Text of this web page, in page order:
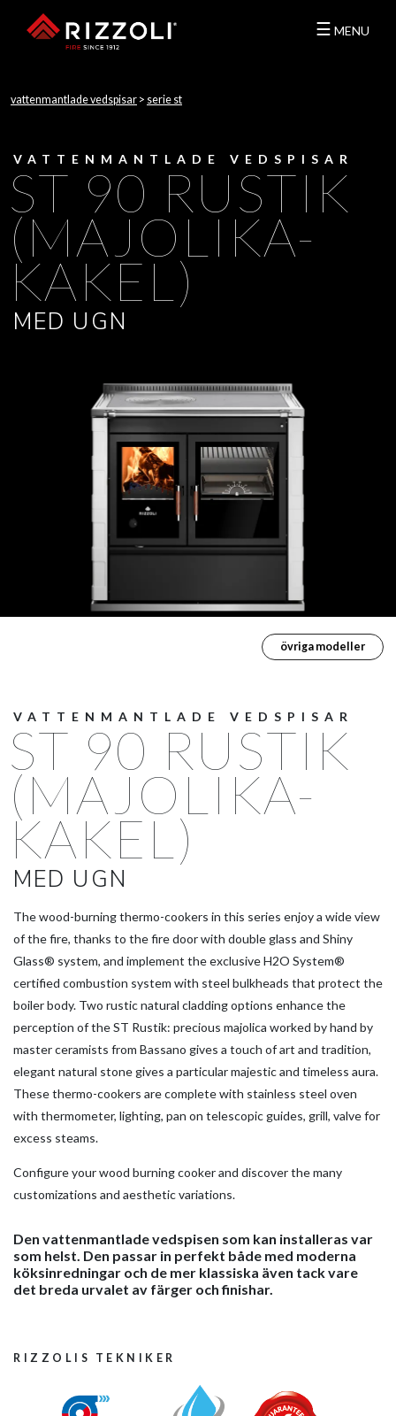
☰ MENU
vattenmantlade vedspisar > serie st
VATTENMANTLADE VEDSPISAR
ST 90 RUSTIK
(MAJOLIKA-
KAKEL)
MED UGN
övriga modeller
VATTENMANTLADE VEDSPISAR
ST 90 RUSTIK
(MAJOLIKA-
KAKEL)
MED UGN
The wood-burning thermo-cookers in this series enjoy a wide view
of the fire, thanks to the fire door with double glass and Shiny
Glass® system, and implement the exclusive H2O System®
certified combustion system with steel bulkheads that protect the
boiler body. Two rustic natural cladding options enhance the
perception of the ST Rustik: precious majolica worked by hand by
master ceramists from Bassano gives a touch of art and tradition,
elegant natural stone gives a particular majestic and timeless aura.
These thermo-cookers are complete with stainless steel oven
with thermometer, lighting, pan on telescopic guides, grill, valve for
excess steams.
Configure your wood burning cooker and discover the many
customizations and aesthetic variations.
Den vattenmantlade vedspisen som kan installeras var
som helst. Den passar in perfekt både med moderna
köksinredningar och de mer klassiska även tack vare
det breda urvalet av färger och finishar.
RIZZOLIS TEKNIKER